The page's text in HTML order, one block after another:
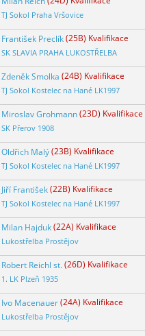
TJ Sokol Praha Vršovice
František Preclík(25B) Kvalifikace
SK SLAVIA PRAHA LUKOSTŘELBA
Zdeněk Smolka (24B) Kvalifikace
TJ Sokol Kostelec na Hané LK1997
Miroslav Grohmann(23D) Kvalifikace
SK Přerov 1908
Oldřich Malý(23B) Kvalifikace
TJ Sokol Kostelec na Hané LK1997
Jiří František(22B) Kvalifikace
TJ Sokol Kostelec na Hané LK1997
Milan Hajduk(22A) Kvalifikace
Lukostřelba Prostějov
Robert Reichl st.(26D) Kvalifikace
1. LK Plzeň 1935
Ivo Macenauer(24A) Kvalifikace
Lukostřelba Prostějov